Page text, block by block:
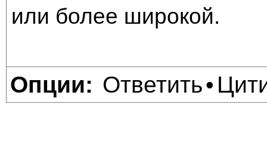
или более широкой.
Опции: Ответить•